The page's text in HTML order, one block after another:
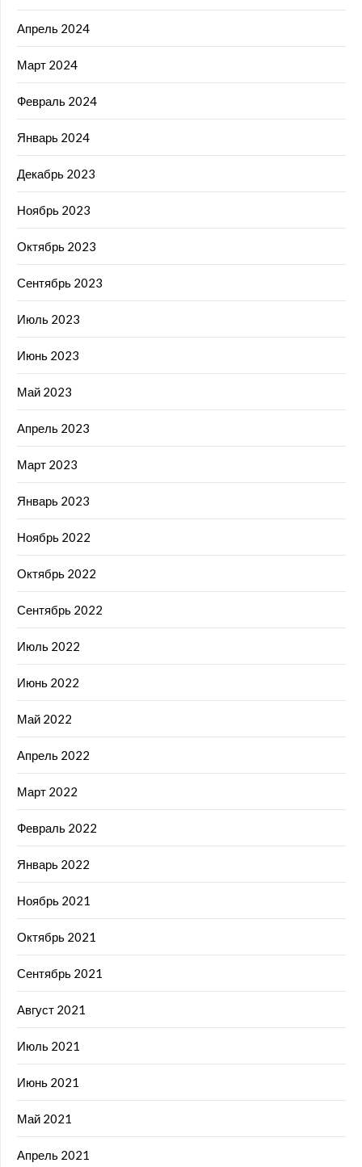
Апрель 2024
Март 2024
Февраль 2024
Январь 2024
Декабрь 2023
Ноябрь 2023
Октябрь 2023
Сентябрь 2023
Июль 2023
Июнь 2023
Май 2023
Апрель 2023
Март 2023
Январь 2023
Ноябрь 2022
Октябрь 2022
Сентябрь 2022
Июль 2022
Июнь 2022
Май 2022
Апрель 2022
Март 2022
Февраль 2022
Январь 2022
Ноябрь 2021
Октябрь 2021
Сентябрь 2021
Август 2021
Июль 2021
Июнь 2021
Май 2021
Апрель 2021